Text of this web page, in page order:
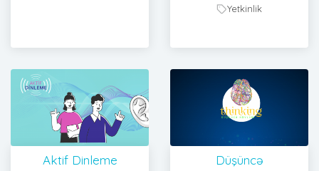
Yetkinlik
Aktif Dinleme Düşüncə